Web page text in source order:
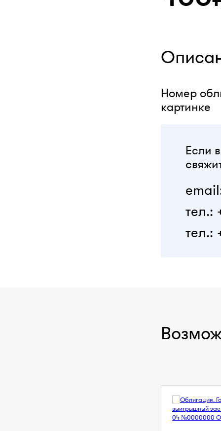
Номер
картинке
Если
тел.:
тел.: